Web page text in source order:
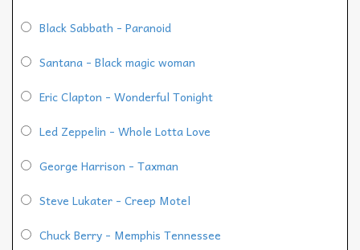
Black Sabbath - Paranoid
Santana - Black magic woman
Eric Clapton - Wonderful Tonight
Led Zeppelin - Whole Lotta Love
George Harrison - Taxman
Steve Lukater - Creep Motel
Chuck Berry - Memphis Tennessee